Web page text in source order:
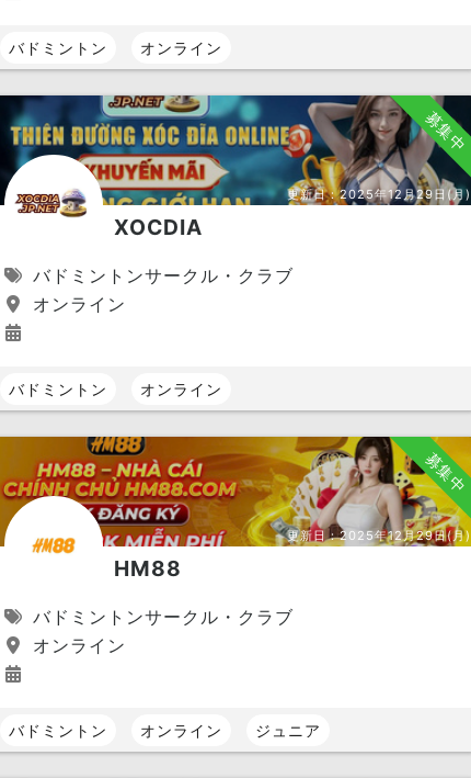
バドミントン オンライン
募集中
更新日：2025年12月29日(月)
XOCDIA
バドミントンサークル・クラブ
オンライン
バドミントン オンライン
募集中
更新日：2025年12月29日(月)
HM88
バドミントンサークル・クラブ
オンライン
バドミントン オンライン ジュニア